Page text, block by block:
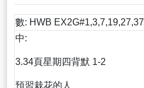
數: HWB
中:
3.34頁星期四背默 1-2
預習栽花的人